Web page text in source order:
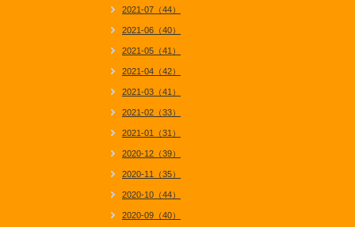
2021-07（44）
2021-06（40）
2021-05（41）
2021-04（42）
2021-03（41）
2021-02（33）
2021-01（31）
2020-12（39）
2020-11（35）
2020-10（44）
2020-09（40）